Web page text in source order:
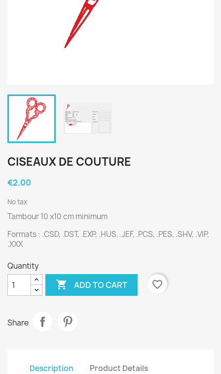
CISEAUX DE COUTURE
€2.00
No tax
Tambour 10 x10 cm minimum
Formats : .CSD, .DST, .EXP, .HUS, .JEF, .PCS, .PES, .SHV, .VIP,
.XXX
Quantity
 ADD TO CART favorite_border
Share
Description Product Details